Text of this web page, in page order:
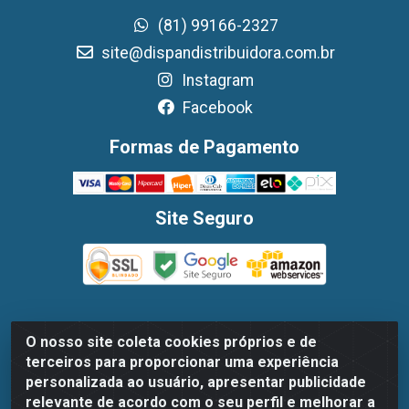
O nosso site coleta cookies próprios e de
terceiros para proporcionar uma experiência
personalizada ao usuário, apresentar publicidade
relevante de acordo com o seu perfil e melhorar a
(81) 99166-2327
site@dispandistribuidora.com.br
Instagram
Facebook
Formas de Pagamento
Site Seguro
Dispan Distribuidora de Alimentos LTDA - Avenida
Marechal Mascarenhas De Moraes, 1048- Imbiribeira,
Recife/PE - CEP 51.170-000 - CNPJ 30.779.584/0003-78